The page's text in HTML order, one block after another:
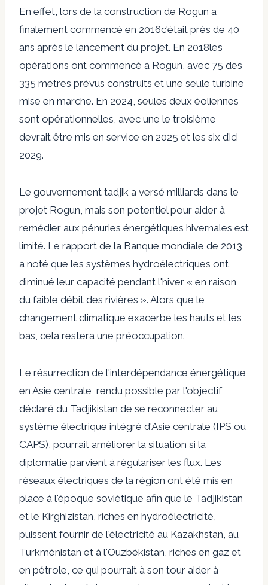
En effet, lors de la construction de Rogun a
finalement commencé en 2016c'était près de 40
ans après le lancement du projet. En 2018les
opérations ont commencé à Rogun, avec 75 des
335 mètres prévus construits et une seule turbine
mise en marche. En 2024, seules deux éoliennes
sont opérationnelles, avec une le troisième
devrait être mis en service en 2025 et les six d’ici
2029.
Le gouvernement tadjik a versé milliards dans le
projet Rogun, mais son potentiel pour aider à
remédier aux pénuries énergétiques hivernales est
limité. Le rapport de la Banque mondiale de 2013
a noté que les systèmes hydroélectriques ont
diminué leur capacité pendant l'hiver « en raison
du faible débit des rivières ». Alors que le
changement climatique exacerbe les hauts et les
bas, cela restera une préoccupation.
Le résurrection de l'interdépendance énergétique
en Asie centrale, rendu possible par l'objectif
déclaré du Tadjikistan de se reconnecter au
système électrique intégré d'Asie centrale (IPS ou
CAPS), pourrait améliorer la situation si la
diplomatie parvient à régulariser les flux. Les
réseaux électriques de la région ont été mis en
place à l'époque soviétique afin que le Tadjikistan
et le Kirghizistan, riches en hydroélectricité,
puissent fournir de l'électricité au Kazakhstan, au
Turkménistan et à l'Ouzbékistan, riches en gaz et
en pétrole, ce qui pourrait à son tour aider à